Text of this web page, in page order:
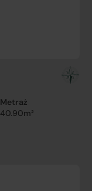
Metraż
40.90m²